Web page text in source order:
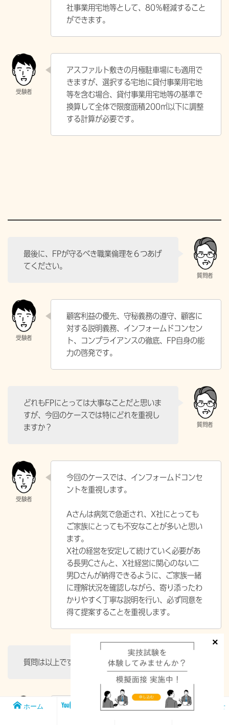
社事業用宅地等として、80％軽減すること
ができます。
アスファルト敷きの月極駐車場にも適用で
きますが、選択する宅地に貸付事業用宅地
等を含む場合、貸付事業用宅地等の基準で
換算して全体で限度面積200㎡以下に調整
する計算が必要です。
最後に、FPが守るべき職業倫理を６つあげ
てください。
顧客利益の優先、守秘義務の遵守、顧客に
対する説明義務、インフォームドコンセン
ト、コンプライアンスの徹底、FP自身の能
力の啓発です。
どれもFPにとっては大事なことだと思いま
すが、今回のケースでは特にどれを重視し
ますか？
今回のケースでは、インフォームドコンセ
ントを重視します。
Aさんは病気で急逝され、X社にとっても
ご家族にとっても不安なことが多いと思い
ます。
X社の経営を安定して続けていく必要があ
る長男Cさんと、X社経営に関心のない二
男Dさんが納得できるように、ご家族一緒
に理解状況を確認しながら、寄り添ったわ
かりやすく丁寧な説明を行い、必ず同意を
得て提案することを重視します。
質問は以上です。お疲れさまでした。
ありがとうございました。失礼いたしま
ホーム
メンバー
FP1級実技試
お問い合わせ